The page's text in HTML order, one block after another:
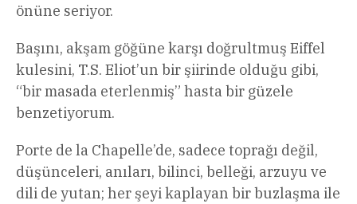
önüne seriyor.
Başını, akşam göğüne karşı doğrultmuş Eiffel
kulesini, T.S. Eliot’un bir şiirinde olduğu gibi,
“bir masada eterlenmiş” hasta bir güzele
benzetiyorum.
Porte de la Chapelle’de, sadece toprağı değil,
düşünceleri, anıları, bilinci, belleği, arzuyu ve
dili de yutan; her şeyi kaplayan bir buzlaşma ile